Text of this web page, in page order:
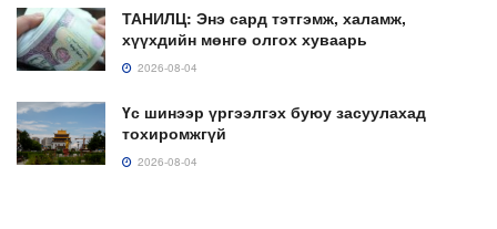
ТАНИЛЦ: Энэ сард тэтгэмж, халамж,
хүүхдийн мөнгө олгох хуваарь
2026-08-04
Үс шинээр үргээлгэх буюу засуулахад
тохиромжгүй
2026-08-04